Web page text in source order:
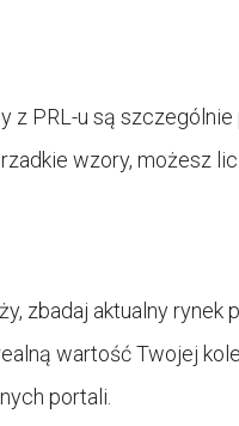
z PRL-u są
rzadkie wzory, możesz
zbadaj aktualny rynek
wartość Twojej
portali.